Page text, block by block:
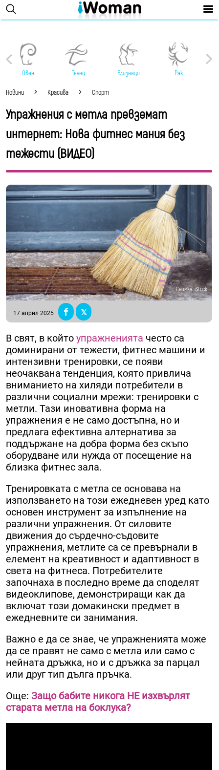
Овен Телец Близнаци Рак
Новини Красива Спорт
Упражнения с метла превземат
интернет: Нова фитнес мания без
тежести (ВИДЕО)
Снимка: iStock
17 април 2025
В свят, в който упражненията често са
доминирани от тежести, фитнес машини и
интензивни тренировки, се появи
неочаквана тенденция, която привлича
вниманието на хиляди потребители в
различни социални мрежи: тренировки с
метли. Тази иновативна форма на
упражнения е не само достъпна, но и
предлага ефективна алтернатива за
поддържане на добра форма без скъпо
оборудване или нужда от посещение на
близка фитнес зала.
Тренировката с метла се основава на
използването на този ежедневен уред като
основен инструмент за изпълнение на
различни упражнения. От силовите
движения до сърдечно-съдовите
упражнения, метлите са се превърнали в
елемент на креативност и адаптивност в
света на фитнеса. Потребителите
започнаха в последно време да споделят
видеоклипове, демонстриращи как да
включат този домакински предмет в
ежедневните си занимания.
Важно е да се знае, че упражненията може
да се правят не само с метла или само с
нейната дръжка, но и с дръжка за парцал
или друг тип дълга пръчка.
Още: Защо бабите никога НЕ изхвърлят
старата метла на боклука?